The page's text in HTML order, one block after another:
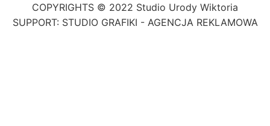
COPYRIGHTS © 2022 Studio Urody Wiktoria
SUPPORT: STUDIO GRAFIKI - AGENCJA REKLAMOWA